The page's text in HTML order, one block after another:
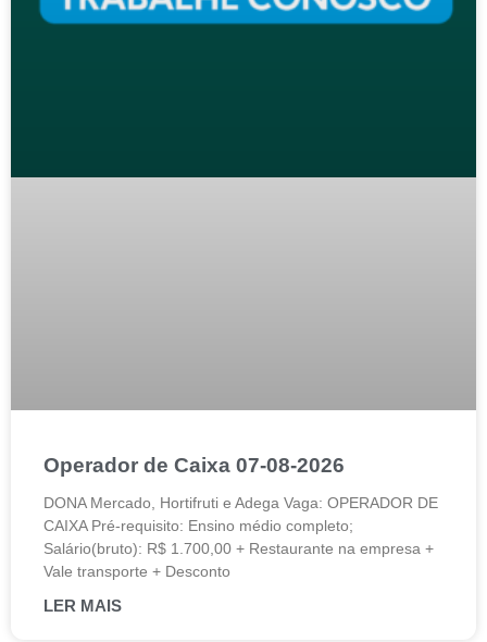
Operador de Caixa 07-08-2026
DONA Mercado, Hortifruti e Adega Vaga: OPERADOR DE
CAIXA Pré-requisito: Ensino médio completo;
Salário(bruto): R$ 1.700,00 + Restaurante na empresa +
Vale transporte + Desconto
LER MAIS